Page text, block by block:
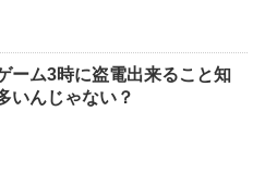
ーム3時に盗電出来ること知
いんじゃない？